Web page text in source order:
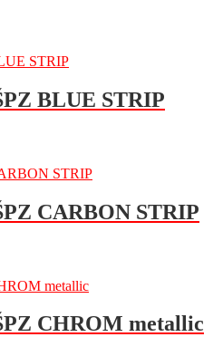
BLUE STRIP
CARBON STRIP
CHROM metallic